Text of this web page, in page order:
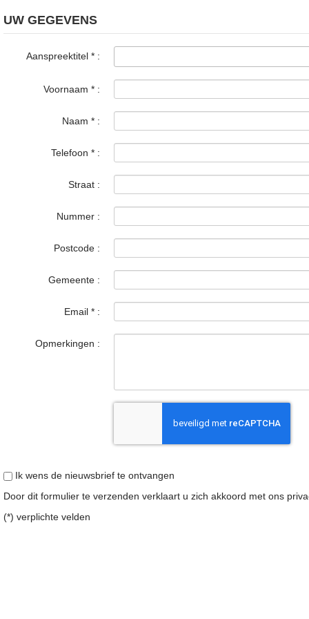
UW GEGEVENS
Aanspreektitel * :
Voornaam * :
Naam * :
Telefoon * :
Straat :
Nummer :
Postcode :
Gemeente :
Email * :
Opmerkingen :
Ik wens de nieuwsbrief te ontvangen
Door dit formulier te verzenden verklaart u zich akkoord met ons
(*) verplichte velden